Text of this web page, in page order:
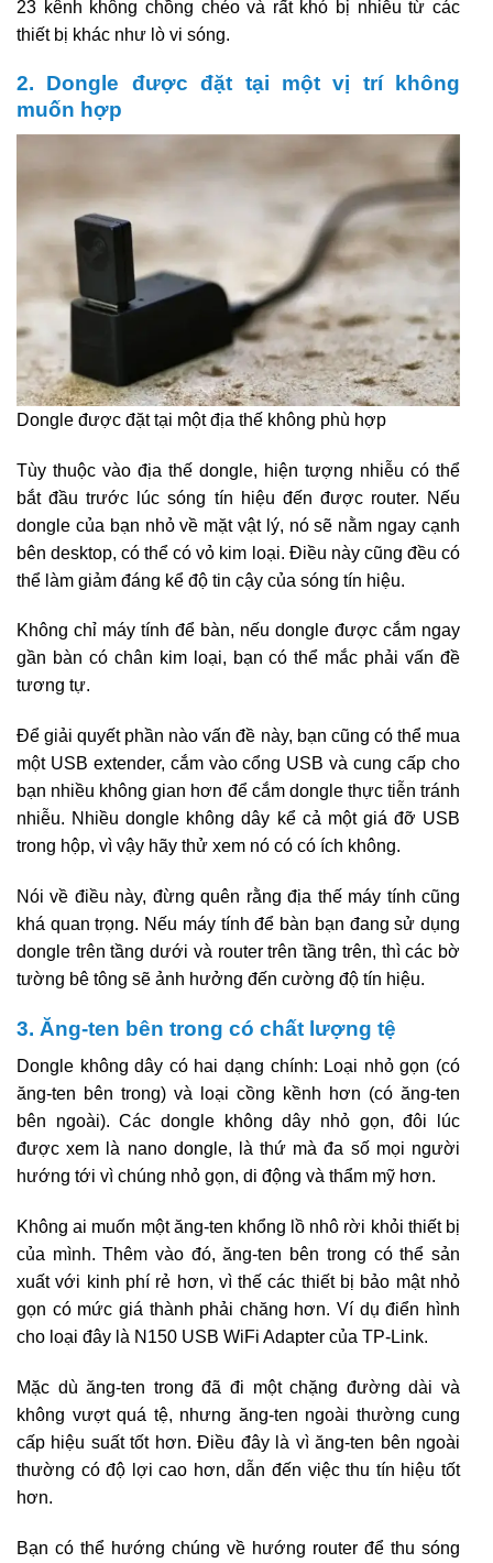
23 kênh không chồng chéo và rất khó bị nhiễu từ các
thiết bị khác như lò vi sóng.
2. Dongle được đặt tại một vị trí không
muốn hợp
Dongle được đặt tại một địa thế không phù hợp
Tùy thuộc vào địa thế dongle, hiện tượng nhiễu có thể
bắt đầu trước lúc sóng tín hiệu đến được router. Nếu
dongle của bạn nhỏ về mặt vật lý, nó sẽ nằm ngay cạnh
bên desktop, có thể có vỏ kim loại. Điều này cũng đều có
thể làm giảm đáng kể độ tin cậy của sóng tín hiệu.
Không chỉ máy tính để bàn, nếu dongle được cắm ngay
gần bàn có chân kim loại, bạn có thể mắc phải vấn đề
tương tự.
Để giải quyết phần nào vấn đề này, bạn cũng có thể mua
một USB extender, cắm vào cổng USB và cung cấp cho
bạn nhiều không gian hơn để cắm dongle thực tiễn tránh
nhiễu. Nhiều dongle không dây kể cả một giá đỡ USB
trong hộp, vì vậy hãy thử xem nó có có ích không.
Nói về điều này, đừng quên rằng địa thế máy tính cũng
khá quan trọng. Nếu máy tính để bàn bạn đang sử dụng
dongle trên tầng dưới và router trên tầng trên, thì các bờ
tường bê tông sẽ ảnh hưởng đến cường độ tín hiệu.
3. Ăng-ten bên trong có chất lượng tệ
Dongle không dây có hai dạng chính: Loại nhỏ gọn (có
ăng-ten bên trong) và loại cồng kềnh hơn (có ăng-ten
bên ngoài). Các dongle không dây nhỏ gọn, đôi lúc
được xem là nano dongle, là thứ mà đa số mọi người
hướng tới vì chúng nhỏ gọn, di động và thẩm mỹ hơn.
Không ai muốn một ăng-ten khổng lồ nhô rời khỏi thiết bị
của mình. Thêm vào đó, ăng-ten bên trong có thể sản
xuất với kinh phí rẻ hơn, vì thế các thiết bị bảo mật nhỏ
gọn có mức giá thành phải chăng hơn. Ví dụ điển hình
cho loại đây là N150 USB WiFi Adapter của TP-Link.
Mặc dù ăng-ten trong đã đi một chặng đường dài và
không vượt quá tệ, nhưng ăng-ten ngoài thường cung
cấp hiệu suất tốt hơn. Điều đây là vì ăng-ten bên ngoài
thường có độ lợi cao hơn, dẫn đến việc thu tín hiệu tốt
hơn.
Bạn có thể hướng chúng về hướng router để thu sóng